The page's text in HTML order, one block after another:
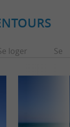
loger Se